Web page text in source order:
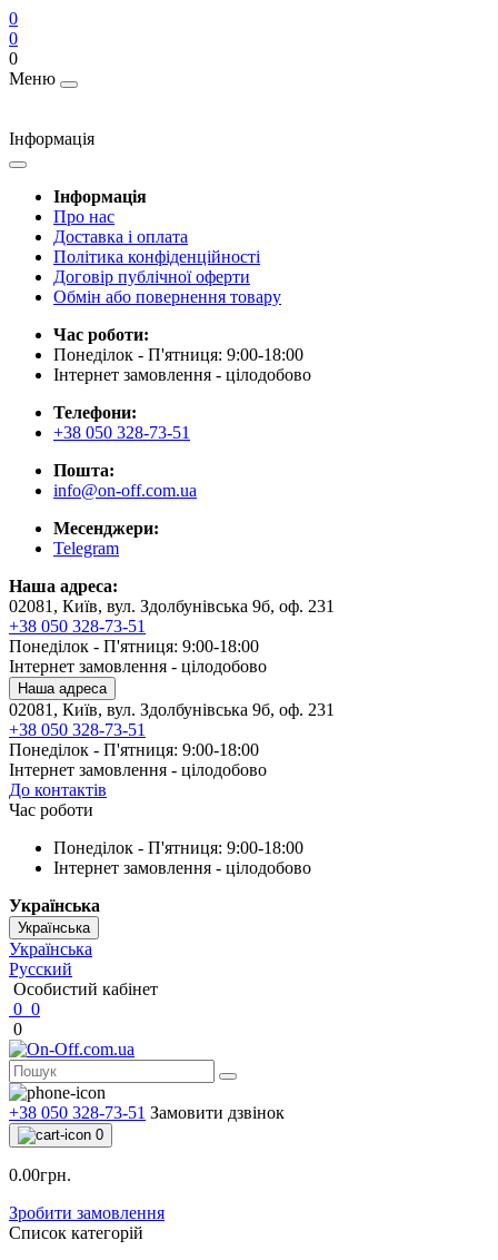
0
0
0
Меню
Інформація
Інформація
Про нас
Доставка і оплата
Політика конфіденційності
Договір публічної оферти
Обмін або повернення товару
Час роботи:
Понеділок - П'ятниця: 9:00-18:00
Інтернет замовлення - цілодобово
Телефони:
+38 050 328-73-51
Пошта:
info@on-off.com.ua
Месенджери:
Telegram
Наша адреса:
02081, Київ, вул. Здолбунівська 9б, оф. 231
+38 050 328-73-51
Понеділок - П'ятниця: 9:00-18:00
Інтернет замовлення - цілодобово
Наша адреса
02081, Київ, вул. Здолбунівська 9б, оф. 231
+38 050 328-73-51
Понеділок - П'ятниця: 9:00-18:00
Інтернет замовлення - цілодобово
До контактів
Час роботи
Понеділок - П'ятниця: 9:00-18:00
Інтернет замовлення - цілодобово
Українська
Українська
Українська
Русский
Особистий кабінет
0 0
0
+38 050 328-73-51 Замовити дзвінок
0
0.00грн.
Зробити замовлення
Список категорій